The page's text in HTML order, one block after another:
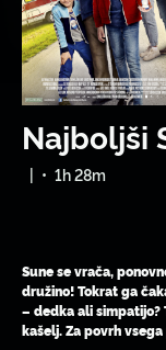
Najboljši
| • 1h 28m
Sune se vrača,
družino! Tokrat ga
– dedka ali simpatijo?
kašelj. Za povrh